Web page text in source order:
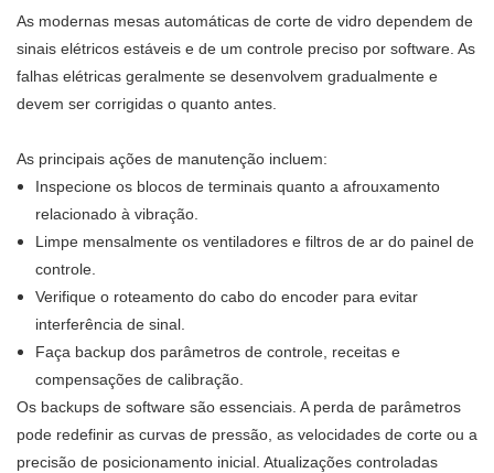
As modernas mesas automáticas de corte de vidro dependem de
sinais elétricos estáveis ​​e de um controle preciso por software. As
falhas elétricas geralmente se desenvolvem gradualmente e
devem ser corrigidas o quanto antes.
As principais ações de manutenção incluem:
Inspecione os blocos de terminais quanto a afrouxamento
relacionado à vibração.
Limpe mensalmente os ventiladores e filtros de ar do painel de
controle.
Verifique o roteamento do cabo do encoder para evitar
interferência de sinal.
Faça backup dos parâmetros de controle, receitas e
compensações de calibração.
Os backups de software são essenciais. A perda de parâmetros
pode redefinir as curvas de pressão, as velocidades de corte ou a
precisão de posicionamento inicial. Atualizações controladas